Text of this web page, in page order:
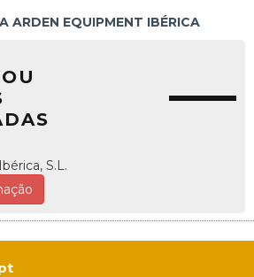
ARDEN EQUIPMENT IBÉRICA
S.L.